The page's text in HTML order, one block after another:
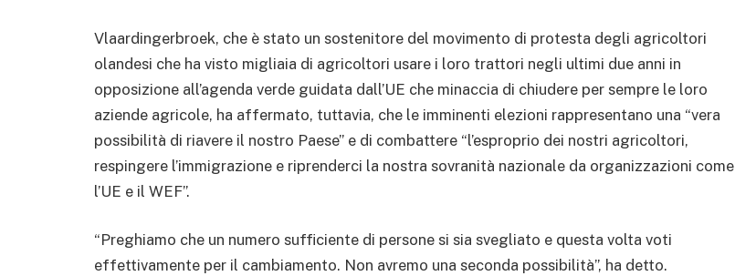
Vlaardingerbroek, che è stato un sostenitore del movimento di protesta degli agricoltori
olandesi che ha visto migliaia di agricoltori usare i loro trattori negli ultimi due anni in
opposizione all’agenda verde guidata dall’UE che minaccia di chiudere per sempre le loro
aziende agricole, ha affermato, tuttavia, che le imminenti elezioni rappresentano una “vera
possibilità di riavere il nostro Paese” e di combattere “l’esproprio dei nostri agricoltori,
respingere l’immigrazione e riprenderci la nostra sovranità nazionale da organizzazioni come
l’UE e il WEF”.
“Preghiamo che un numero sufficiente di persone si sia svegliato e questa volta voti
effettivamente per il cambiamento. Non avremo una seconda possibilità”, ha detto.